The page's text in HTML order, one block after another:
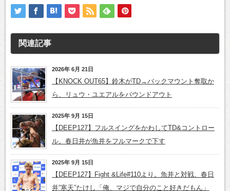
関連記事
2026年 6月 21日
【KNOCK OUT65】鈴木がTD→バックマウント奪取か
ら、リュウ・ユエアルをパウンドアウト
2025年 9月 15日
【DEEP127】フルスイングをかわしてTD&コントロー
ル。春日井が魚井をフルマークで下す
2025年 9月 15日
【DEEP127】Fight &Life#110より。魚井と対戦、春日
井”寒天”たけし「俺、マジで自分のこと好きだもん」